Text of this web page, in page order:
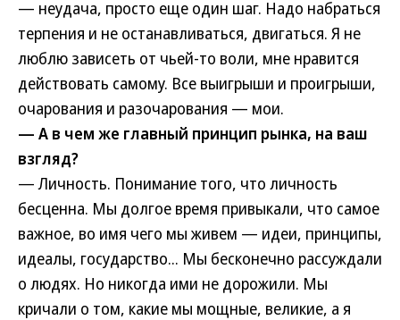
— неудача, просто еще один шаг. Надо набраться
терпения и не останавливаться, двигаться. Я не
люблю зависеть от чьей-то воли, мне нравится
действовать самому. Все выигрыши и проигрыши,
очарования и разочарования — мои.
— А в чем же главный принцип рынка, на ваш
взгляд?
— Личность. Понимание того, что личность
бесценна. Мы долгое время привыкали, что самое
важное, во имя чего мы живем — идеи, принципы,
идеалы, государство... Мы бесконечно рассуждали
о людях. Но никогда ими не дорожили. Мы
кричали о том, какие мы мощные, великие, а я